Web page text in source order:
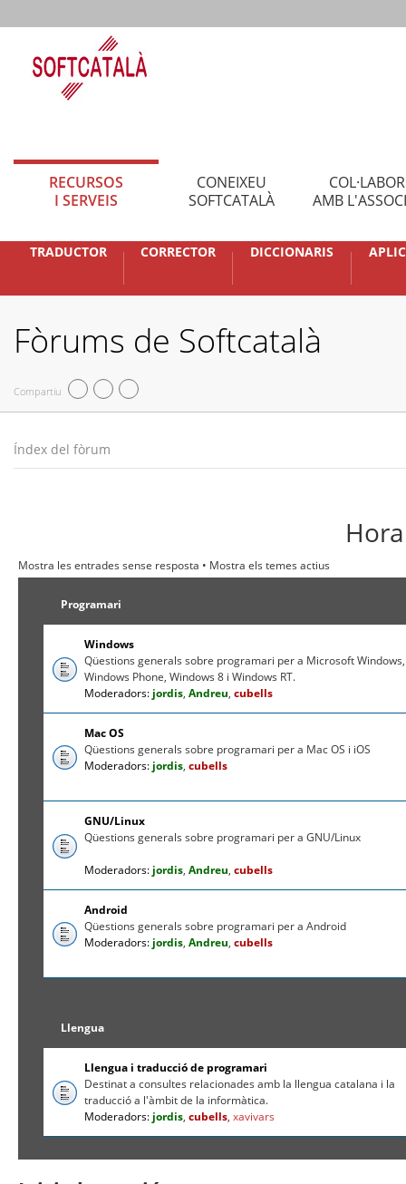
RECURSOS
I SERVEIS
CONEIXEU
SOFTCATALÀ
AMB
TRADUCTOR CORRECTOR DICCIONARIS
Fòrums de Softcatalà
Compartiu
Índex del fòrum
Mostra les entrades sense resposta • Mostra els temes actius
Programari
Windows
Qüestions generals sobre programari per a Microsoft Windows,
Windows Phone, Windows 8 i Windows RT.
Moderadors: jordis,Andreu,cubells
Mac OS
Qüestions generals sobre programari per a Mac OS i iOS
Moderadors: jordis,cubells
GNU/Linux
Qüestions generals sobre programari per a GNU/Linux
Moderadors: jordis,Andreu,cubells
Android
Qüestions generals sobre programari per a Android
Moderadors: jordis,Andreu,cubells
Llengua
Llengua i traducció de programari
Destinat a consultes relacionades amb la llengua catalana i la
traducció a l'àmbit de la informàtica.
Moderadors: jordis,cubells,xavivars